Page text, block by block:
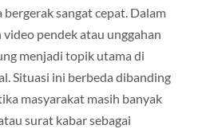
sangat cepat. Dalam
pendek atau unggahan
menjadi topik utama di
Situasi ini berbeda dibanding
masyarakat masih banyak
surat kabar sebagai